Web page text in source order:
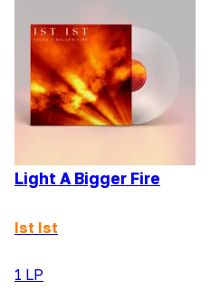
Light A Bigger Fire
Ist Ist
1 LP